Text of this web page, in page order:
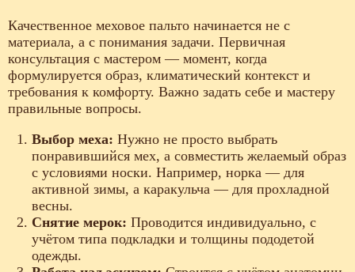
Качественное меховое пальто начинается не с
материала, а с понимания задачи. Первичная
консультация с мастером — момент, когда
формулируется образ, климатический контекст и
требования к комфорту. Важно задать себе и мастеру
правильные вопросы.
Выбор меха: Нужно не просто выбрать
понравившийся мех, а совместить желаемый образ
с условиями носки. Например, норка — для
активной зимы, а каракульча — для прохладной
весны.
Снятие мерок: Проводится индивидуально, с
учётом типа подкладки и толщины пододетой
одежды.